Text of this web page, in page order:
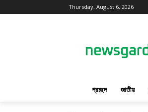
Thursday, August 6, 2026
প্রচ্ছদ জাতীয়